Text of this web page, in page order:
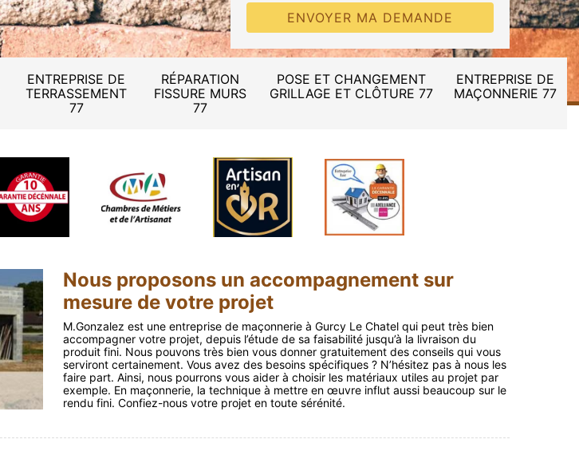
ENTREPRISE DE
TERRASSEMENT
77
RÉPARATION
FISSURE MURS
77
POSE ET CHANGEMENT
GRILLAGE ET CLÔTURE 77
ENTREPRISE DE
MAÇONNERIE 77
Nous proposons un accompagnement sur
mesure de votre projet
M.Gonzalez est une entreprise de maçonnerie à Gurcy Le Chatel qui peut très bien
accompagner votre projet, depuis l’étude de sa faisabilité jusqu’à la livraison du
produit fini. Nous pouvons très bien vous donner gratuitement des conseils qui vous
serviront certainement. Vous avez des besoins spécifiques ? N’hésitez pas à nous les
faire part. Ainsi, nous pourrons vous aider à choisir les matériaux utiles au projet par
exemple. En maçonnerie, la technique à mettre en œuvre influt aussi beaucoup sur le
rendu fini. Confiez-nous votre projet en toute sérénité.